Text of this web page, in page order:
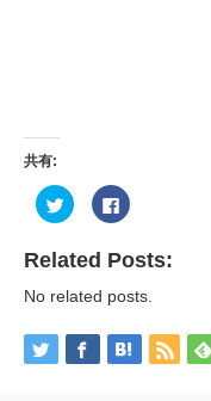
共有:
ク
リ
し
て
Twitter
で
(新
Facebook
で
す
る
は
ッ
ク
Related Posts:
No related posts.